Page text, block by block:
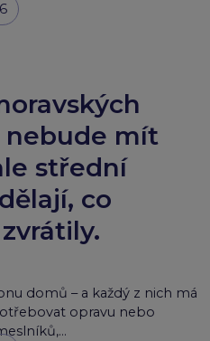
nebude mít
střední
co
domů – a každý z nich má
opravu nebo